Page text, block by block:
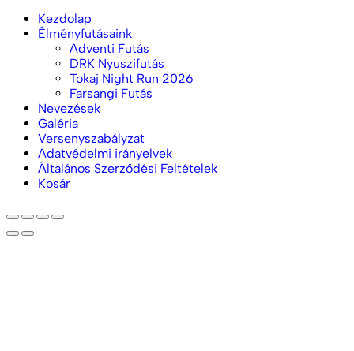
Kezdolap
Élményfutásaink
Adventi Futás
DRK Nyuszifutás
Tokaj Night Run 2026
Farsangi Futás
Nevezések
Galéria
Versenyszabályzat
Adatvédelmi irányelvek
Általános Szerződési Feltételek
Kosár